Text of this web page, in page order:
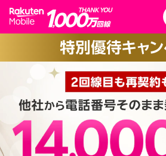
Rakuten Mobile
特別優待キャ